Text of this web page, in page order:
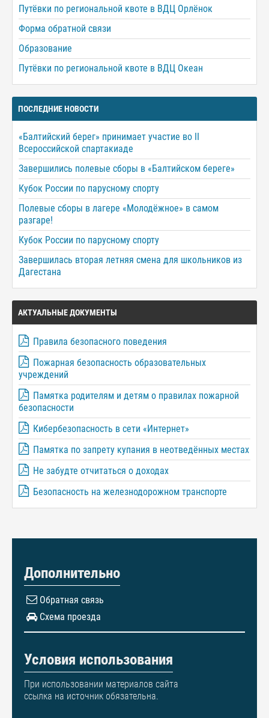
Путёвки по региональной квоте в ВДЦ Орлёнок
Форма обратной связи
Образование
Путёвки по региональной квоте в ВДЦ Океан
ПОСЛЕДНИЕ НОВОСТИ
«Балтийский берег» принимает участие во II
Всероссийской спартакиаде
Завершились полевые сборы в «Балтийском береге»
Кубок России по парусному спорту
Полевые сборы в лагере «Молодёжное» в самом
разгаре!
Кубок России по парусному спорту
Завершилась вторая летняя смена для школьников из
Дагестана
АКТУАЛЬНЫЕ ДОКУМЕНТЫ
Правила безопасного поведения
Пожарная безопасность образовательных
учреждений
Памятка родителям и детям о правилах пожарной
безопасности
Кибербезопасность в сети «Интернет»
Памятка по запрету купания в неотведённых местах
Не забудте отчитаться о доходах
Безопасность на железнодорожном транспорте
Дополнительно
Обратная связь
Схема проезда
Условия использования
При использовании материалов сайта
ссылка на источник обязательна.